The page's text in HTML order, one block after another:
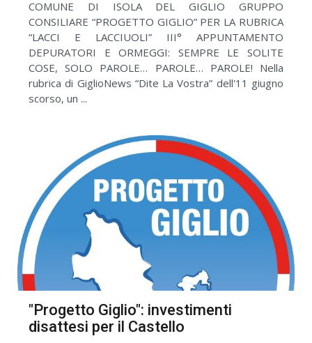
COMUNE DI ISOLA DEL GIGLIO GRUPPO
CONSILIARE “PROGETTO GIGLIO” PER LA RUBRICA
“LACCI E LACCIUOLI” III° APPUNTAMENTO
DEPURATORI E ORMEGGI: SEMPRE LE SOLITE
COSE, SOLO PAROLE… PAROLE… PAROLE! Nella
rubrica di GiglioNews “Dite La Vostra” dell'11 giugno
scorso, un ...
"Progetto Giglio": investimenti
disattesi per il Castello